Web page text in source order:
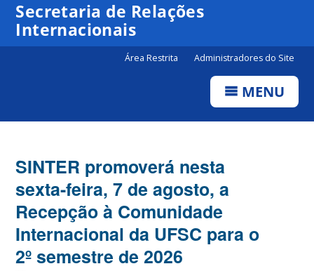
Secretaria de Relações
Internacionais
Área Restrita Administradores do Site
MENU
SINTER promoverá nesta
sexta-feira, 7 de agosto, a
Recepção à Comunidade
Internacional da UFSC para o
2º semestre de 2026